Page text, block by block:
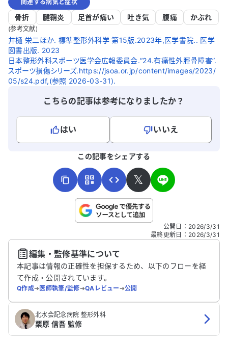
関連する病気と症状
骨折 腱鞘炎 足首が痛い 吐き気 腹痛 かぶれ
(参考文献)
井樋 栄二ほか. 標準整形外科学 第15版.2023年,医学書院.. 医学
図書出版. 2023
日本整形外科スポーツ医学会広報委員会.“24.有痛性外脛骨障害”.
スポーツ損傷シリーズ.https://jsoa.or.jp/content/images/2023/
05/s24.pdf,(参照 2026-03-31).
こちらの記事は参考になりましたか？
はい
いいえ
こちらは送信専用のフォームです。氏名やご自身の病気の詳細な
送信する
この記事をシェアする
𝕏
公開日 ： 2026/3/31
最終更新日 ： 2026/3/31
編集・監修基準について
本記事は情報の正確性を担保するため、以下のフローを経
て作成・公開されています。
Q作成➔医師執筆/監修➔QAレビュー➔公開
北水会記念病院 整形外科
栗原 信吾 監修